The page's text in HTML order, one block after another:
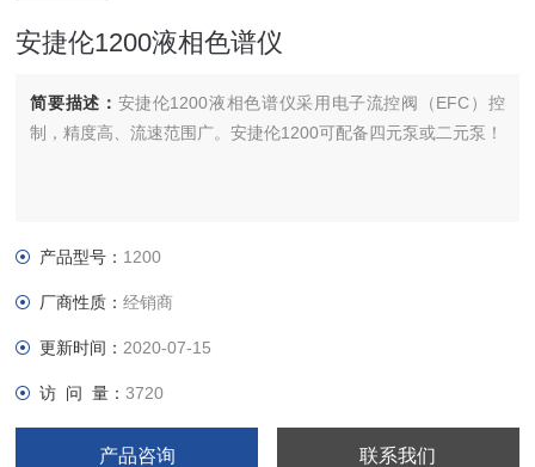
安捷伦1200液相色谱仪
简要描述： 安捷伦1200液相色谱仪采用电子流控阀（EFC）控
制，精度高、流速范围广。安捷伦1200可配备四元泵或二元泵！
产品型号： 1200
厂商性质：经销商
更新时间： 2020-07-15
访 问 量：3720
产品咨询 联系我们